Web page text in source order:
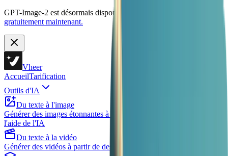
GPT-Image-2 est désormais disponible sur Vheer.
gratuitement maintenant.
Vheer
AccueilTarification
Outils d'IA
Du texte à l'image
Générer des images étonnantes à partir de descriptions textuelles à
l'aide de l'IA
Du texte à la vidéo
Générer des vidéos à partir de descriptions textuelles à l'aide de l'IA